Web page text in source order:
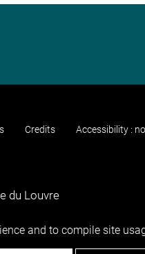
Credits Accessibility :
and to compile site